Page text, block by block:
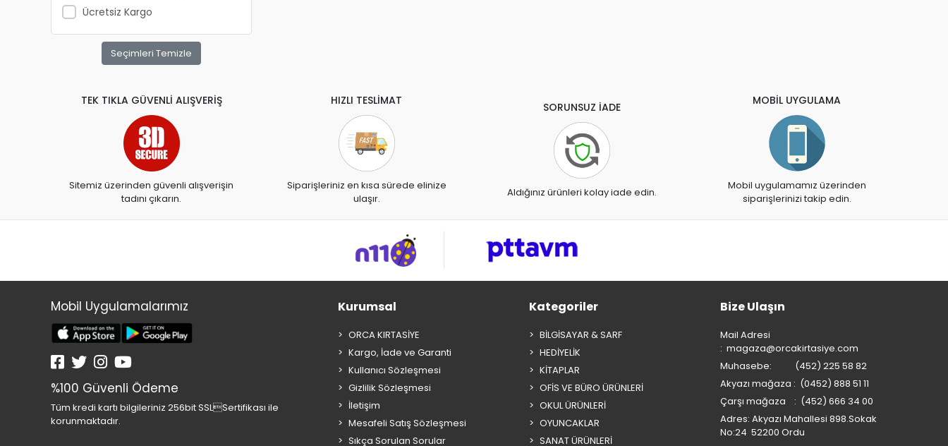
ALPİNO
ALTIN KİTAP
APRİL
ARKADAŞ YAYINCILIK
ARTDECO
ARTDECO 140
ARTEMİS YAYINLARI
BAYINDIR
BEAR&DEAR
BECKS
BELMİL
BENETTON
BESTWAY
BEYAZ BALİNA YAYINLARI
Ücretsiz Kargo
Seçimleri Temizle
TEK TIKLA GÜVENLİ ALIŞVERİŞ
Sitemiz üzerinden güvenli alışverişin
tadını çıkarın.
HIZLI TESLİMAT
Siparişleriniz en kısa sürede elinize
ulaşır.
SORUNSUZ İADE
Aldığınız ürünleri kolay iade edin.
MOBİL UYGULAMA
Mobil uygulamamız üzerinden
siparişlerinizi takip edin.
Mobil Uygulamalarımız
%100 Güvenli Ödeme
Tüm kredi kartı bilgileriniz 256bit SSLSertifikası ile
korunmaktadır.
Kurumsal
ORCA KIRTASİYE
Kargo, İade ve Garanti
Kullanıcı Sözleşmesi
Gizlilik Sözleşmesi
İletişim
Mesafeli Satış Sözleşmesi
Sıkça Sorulan Sorular
Kategoriler
BİLGİSAYAR & SARF
HEDİYELİK
KİTAPLAR
OFİS VE BÜRO ÜRÜNLERİ
OKUL ÜRÜNLERİ
OYUNCAKLAR
SANAT ÜRÜNLERİ
Bize Ulaşın
Mail Adresi
: magaza@orcakirtasiye.com
Muhasebe: (452) 225 58 82
Akyazı mağaza : (0452) 888 51 11
Çarşı mağaza : (452) 666 34 00
Adres: Akyazı Mahallesi 898.Sokak
No:24 52200 Ordu